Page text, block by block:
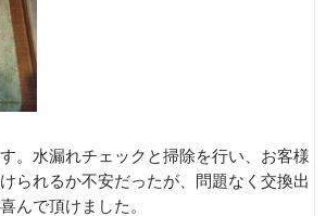
。水漏れチェックと掃除を行い、お客様
られるか不安だったが、問題なく交換出
んで頂けました。